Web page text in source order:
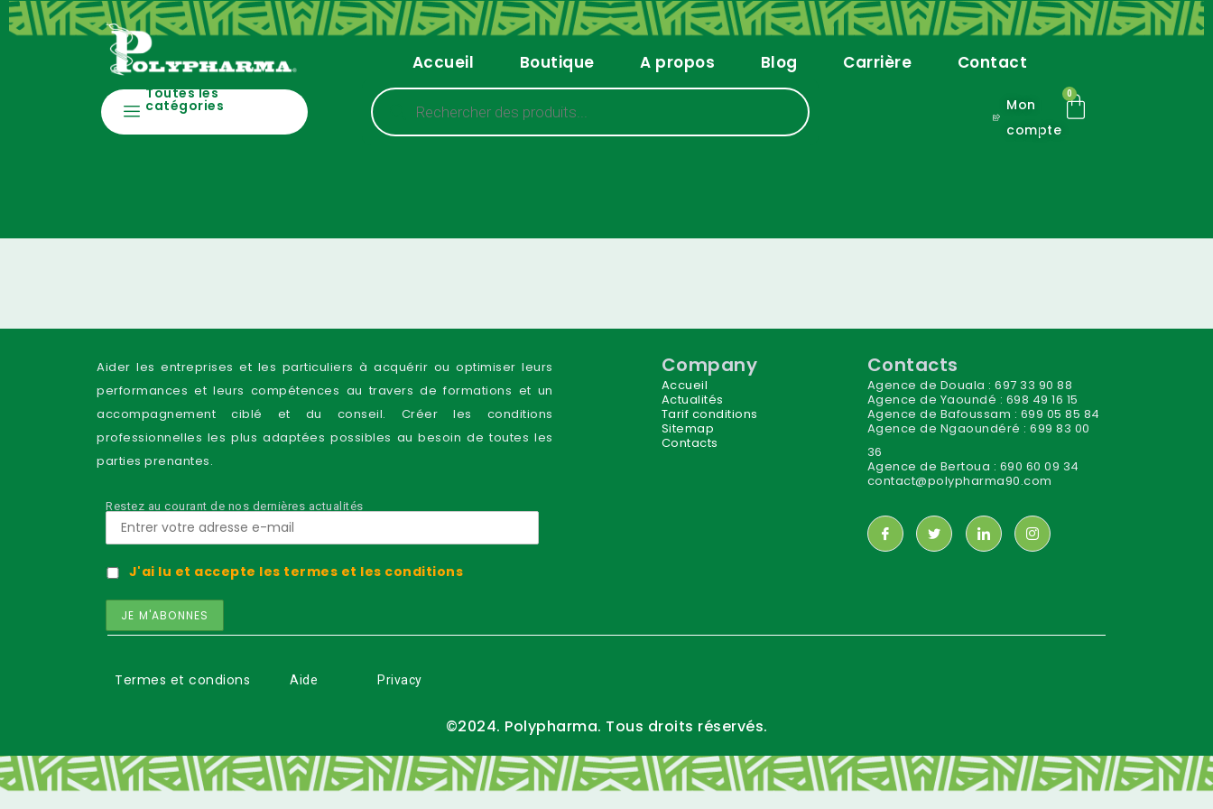
Accueil Boutique A propos Blog Carrière Contact
Toutes les
catégories
Mon
compte
0
Aider les entreprises et les particuliers à acquérir ou optimiser leurs
performances et leurs compétences au travers de formations et un
accompagnement ciblé et du conseil. Créer les conditions
professionnelles les plus adaptées possibles au besoin de toutes les
parties prenantes.
Restez au courant de nos dernières actualités
J'ai lu et accepte les termes et les conditions
Termes et condions Aide Privacy
Company
Accueil
Actualités
Tarif conditions
Sitemap
Contacts
Contacts
Agence de Douala : 697 33 90 88
Agence de Yaoundé : 698 49 16 15
Agence de Bafoussam : 699 05 85 84
Agence de Ngaoundéré : 699 83 00
36
Agence de Bertoua : 690 60 09 34
contact@polypharma90.com
©2024. Polypharma. Tous droits réservés.